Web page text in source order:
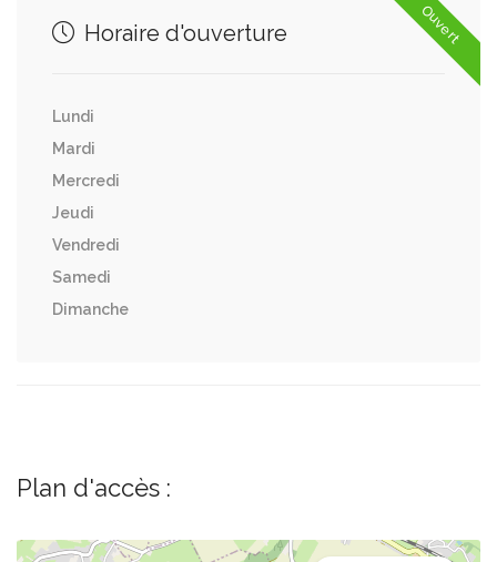
Ouvert
Horaire d'ouverture
Lundi
Mardi
Mercredi
Jeudi
Vendredi
Samedi
Dimanche
Plan d'accès :